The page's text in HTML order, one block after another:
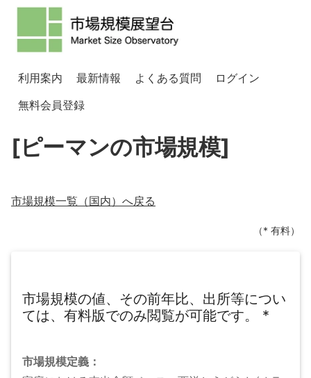
利用案内 最新情報 よくある質問
ログイン
無料会員登録
[ピーマンの市場規模]
市場規模一覧（国内）へ戻る
（* 有料）
市場規模の値、その前年比、出所等につい
ては、有料版でのみ閲覧が可能です。
*
市場規模定義：